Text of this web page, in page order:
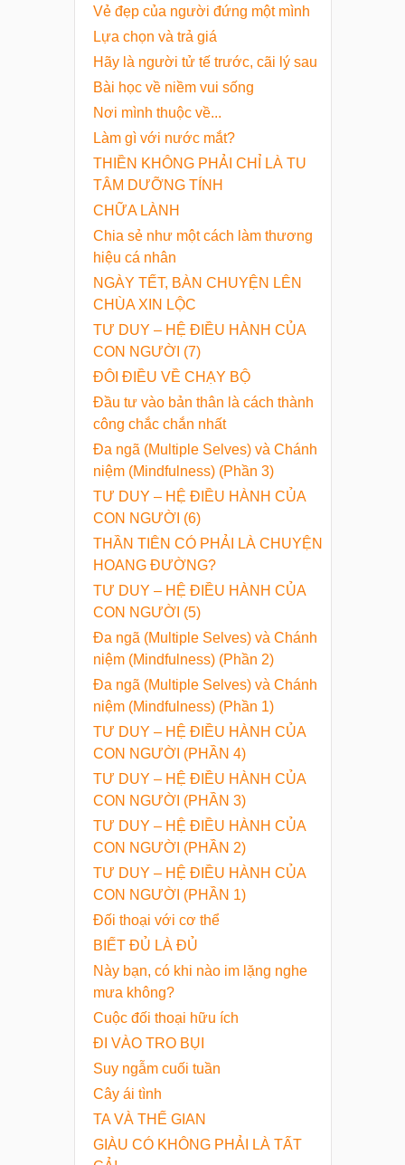
​Vẻ đẹp của người đứng một mình
Lựa chọn và trả giá
Hãy là người tử tế trước, cãi lý sau
Bài học về niềm vui sống
Nơi mình thuộc về...
Làm gì với nước mắt?
THIỀN KHÔNG PHẢI CHỈ LÀ TU
TÂM DƯỠNG TÍNH
CHỮA LÀNH
Chia sẻ như một cách làm thương
hiệu cá nhân
NGÀY TẾT, BÀN CHUYỆN LÊN
CHÙA XIN LỘC
TƯ DUY – HỆ ĐIỀU HÀNH CỦA
CON NGƯỜI (7)
ĐÔI ĐIỀU VỀ CHẠY BỘ
Đầu tư vào bản thân là cách thành
công chắc chắn nhất
Đa ngã (Multiple Selves) và Chánh
niệm (Mindfulness) (Phần 3)
TƯ DUY – HỆ ĐIỀU HÀNH CỦA
CON NGƯỜI (6)
THẦN TIÊN CÓ PHẢI LÀ CHUYỆN
HOANG ĐƯỜNG?
TƯ DUY – HỆ ĐIỀU HÀNH CỦA
CON NGƯỜI (5)
Đa ngã (Multiple Selves) và Chánh
niệm (Mindfulness) (Phần 2)
Đa ngã (Multiple Selves) và Chánh
niệm (Mindfulness) (Phần 1)
TƯ DUY – HỆ ĐIỀU HÀNH CỦA
CON NGƯỜI (PHẦN 4)
TƯ DUY – HỆ ĐIỀU HÀNH CỦA
CON NGƯỜI (PHẦN 3)
TƯ DUY – HỆ ĐIỀU HÀNH CỦA
CON NGƯỜI (PHẦN 2)
TƯ DUY – HỆ ĐIỀU HÀNH CỦA
CON NGƯỜI (PHẦN 1)
Đối thoại với cơ thể
BIẾT ĐỦ LÀ ĐỦ
Này bạn, có khi nào im lặng nghe
mưa không?
Cuộc đối thoại hữu ích
ĐI VÀO TRO BỤI
Suy ngẫm cuối tuần
Cây ái tình
TA VÀ THẾ GIAN
GIÀU CÓ KHÔNG PHẢI LÀ TẤT